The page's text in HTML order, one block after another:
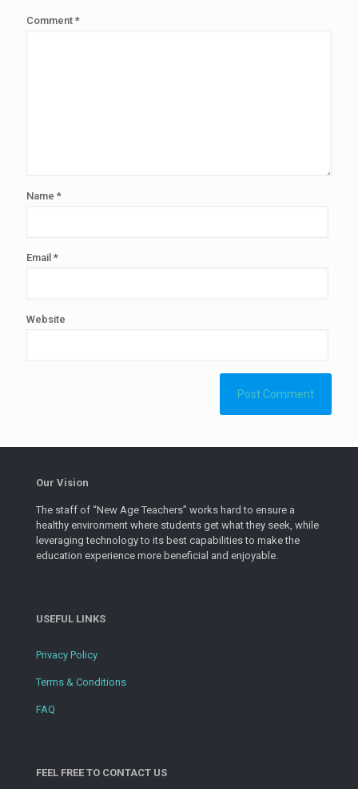
Comment *
Name *
Email *
Website
Our Vision
The staff of “New Age Teachers” works hard to ensure a
healthy environment where students get what they seek, while
leveraging technology to its best capabilities to make the
education experience more beneficial and enjoyable.
USEFUL LINKS
Privacy Policy
Terms & Conditions
FAQ
FEEL FREE TO CONTACT US